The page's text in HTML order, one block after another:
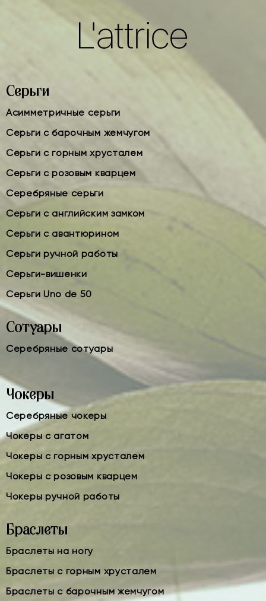
Серьги
Асимметричные серьги
Серьги с барочным жемчугом
Серьги с горным хрусталем
Серьги с розовым кварцем
Серебряные серьги
Серьги с английским замком
Серьги с авантюрином
Серьги ручной работы
Серьги-вишенки
Серьги Uno de 50
Сотуары
Серебряные сотуары
Чокеры
Серебряные чокеры
Чокеры с агатом
Чокеры с горным хрусталем
Чокеры с розовым кварцем
Чокеры ручной работы
Браслеты
Браслеты на ногу
Браслеты с горным хрусталем
Браслеты с барочным жемчугом